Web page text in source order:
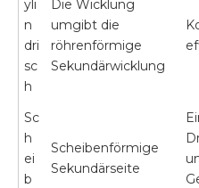
yli
n
dri
sc
h
Die Wicklung
umgibt die
röhrenförmige
Sekundärwicklung
Sc
h
ei
b
Scheibenförmige
Sekundärseite